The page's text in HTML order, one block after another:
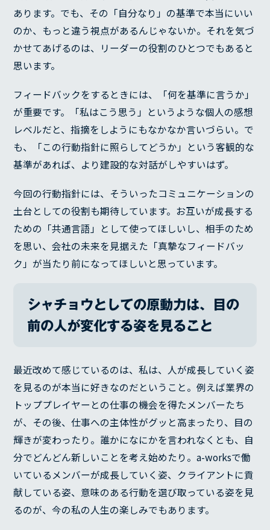
あります。でも、その「自分なり」の基準で本当にいい
のか、もっと違う視点があるんじゃないか。それを気づ
かせてあげるのは、リーダーの役割のひとつでもあると
思います。
フィードバックをするときには、「何を基準に言うか」
が重要です。「私はこう思う」というような個人の感想
レベルだと、指摘をしようにもなかなか言いづらい。で
も、「この行動指針に照らしてどうか」という客観的な
基準があれば、より建設的な対話がしやすいはず。
今回の行動指針には、そういったコミュニケーションの
土台としての役割も期待しています。お互いが成長する
ための「共通言語」として使ってほしいし、相手のため
を思い、会社の未来を見据えた「真摯なフィードバッ
ク」が当たり前になってほしいと思っています。
シャチョウとしての原動力は、目の
前の人が変化する姿を見ること
最近改めて感じているのは、私は、人が成長していく姿
を見るのが本当に好きなのだということ。例えば業界の
トッププレイヤーとの仕事の機会を得たメンバーたち
が、その後、仕事への主体性がグッと高まったり、目の
輝きが変わったり。誰かになにかを言われなくとも、自
分でどんどん新しいことを考え始めたり。a-worksで働
いているメンバーが成長していく姿、クライアントに貢
献している姿、意味のある行動を選び取っている姿を見
るのが、今の私の人生の楽しみでもあります。
SERVICE
REASON
RECRUIT
COMPANY
経営理念
沿革
BLOG